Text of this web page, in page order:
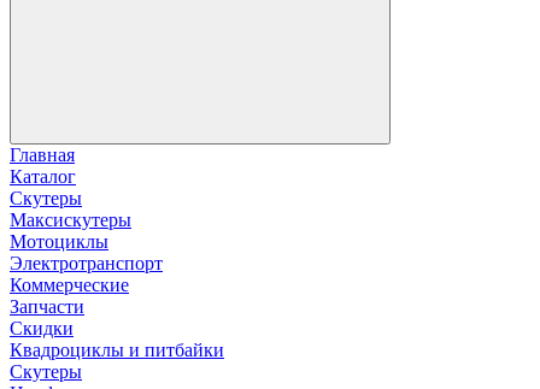
Главная
Каталог
Скутеры
Максискутеры
Мотоциклы
Электротранспорт
Коммерческие
Запчасти
Скидки
Квадроциклы и питбайки
Скутеры